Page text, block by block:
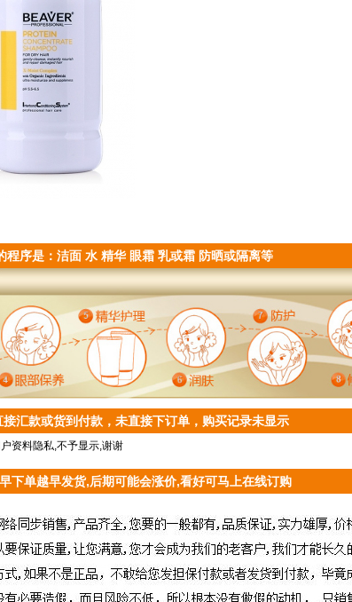
序是：洁面 水 精华 眼霜 乳或霜 防晒或隔离等
汇款或货到付款，未直接下订单，购买记录未显示
资料隐私,不予显示,谢谢
下单越早发货,后期可能会涨价,看好可马上在线订购